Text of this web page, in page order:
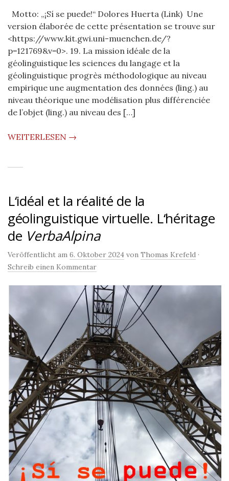
Motto: „¡Sí se puede!“ Dolores Huerta (Link) Une
version élaborée de cette présentation se trouve sur
<https://www.kit.gwi.uni-muenchen.de/?
p=121769&v=0>. 19. La mission idéale de la
géolinguistique les sciences du langage et la
géolinguistique progrès méthodologique au niveau
empirique une augmentation des données (ling.) au
niveau théorique une modélisation plus différenciée
de l’objet (ling.) au niveau des […]
WEITERLESEN →
L‘idéal et la réalité de la
géolinguistique virtuelle. L‘héritage
de VerbaAlpina
Veröffentlicht am 6. Oktober 2024 von Thomas Krefeld ·
Schreib einen Kommentar